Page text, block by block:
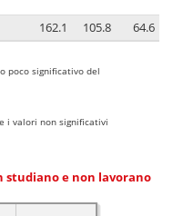
162.1 105.8 64.6
poco significativo del
i valori non significativi
studiano e non lavorano